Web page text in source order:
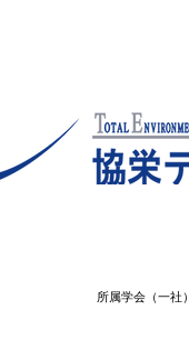
所属学会（一社